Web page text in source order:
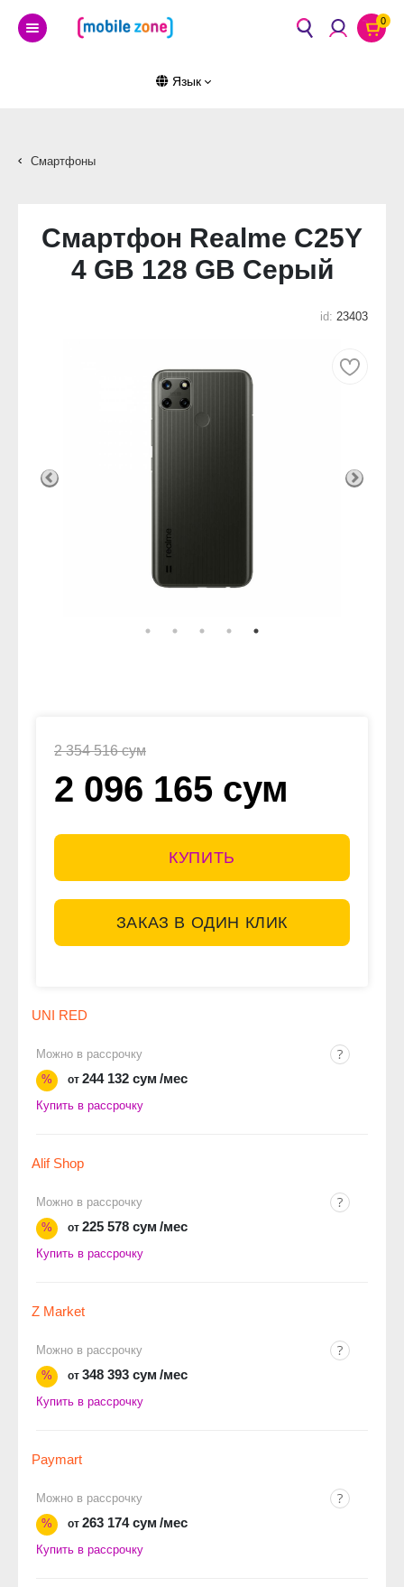
0
Язык
Смартфоны
Смартфон Realme C25Y
4 GB 128 GB Серый
id: 23403
2 354 516 сум
2 096 165 сум
КУПИТЬ
ЗАКАЗ В ОДИН КЛИК
UNI RED
Можно в рассрочку
%
от 244 132 сум /мес
Купить в рассрочку
Alif Shop
Можно в рассрочку
%
от 225 578 сум /мес
Купить в рассрочку
Z Market
Можно в рассрочку
%
от 348 393 сум /мес
Купить в рассрочку
Paymart
Можно в рассрочку
%
от 263 174 сум /мес
Купить в рассрочку